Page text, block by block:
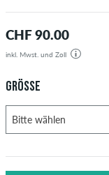
CHF 90.00
inkl. Mwst. und Zoll
GRÖSSE